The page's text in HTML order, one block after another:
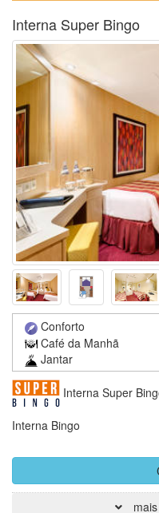
Interna Super Bingo
Conforto
Café da Manhã
Jantar
Interna Super
Interna Bingo